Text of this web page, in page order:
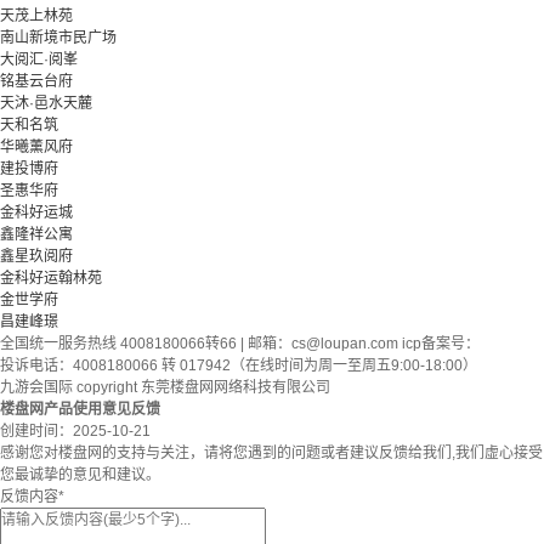
天茂上林苑
南山新境市民广场
大阅汇·阅峯
铭基云台府
天沐·邑水天麓
天和名筑
华曦薰风府
建投博府
圣惠华府
金科好运城
鑫隆祥公寓
鑫星玖阅府
金科好运翰林苑
金世学府
昌建峰璟
全国统一服务热线 4008180066转66 | 邮箱： cs@loupan.com icp备案号：
投诉电话：4008180066 转 017942（在线时间为周一至周五9:00-18:00）
九游会国际 copyright 东莞楼盘网网络科技有限公司
楼盘网产品使用意见反馈
创建时间： 2025-10-21
感谢您对楼盘网的支持与关注，请将您遇到的问题或者建议反馈给我们,我们虚心接受
您最诚挚的意见和建议。
反馈内容*